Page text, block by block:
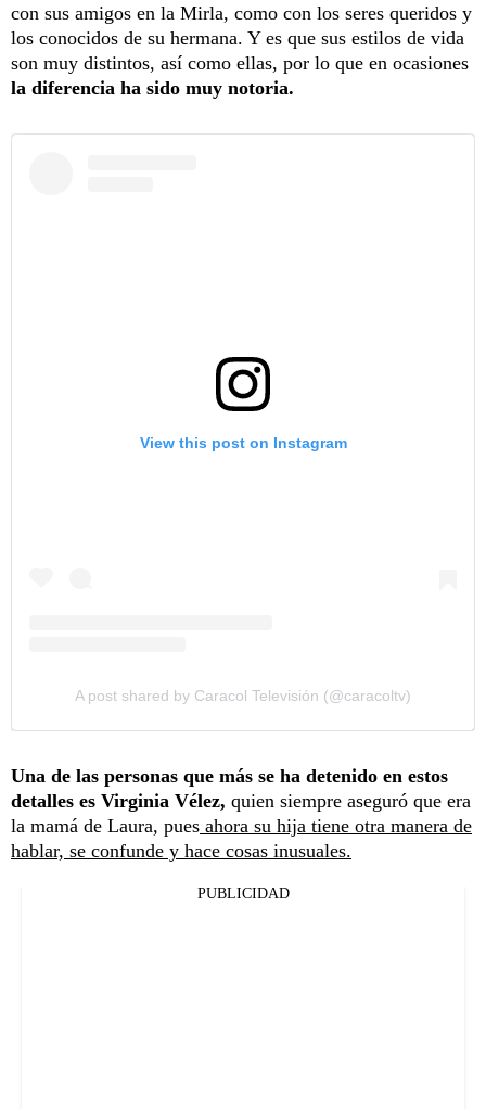
con sus amigos en la Mirla, como con los seres queridos y
los conocidos de su hermana. Y es que sus estilos de vida
son muy distintos, así como ellas, por lo que en ocasiones
la diferencia ha sido muy notoria.
View this post on Instagram
A post shared by Caracol Televisión (@caracoltv)
Una de las personas que más se ha detenido en estos
detalles es Virginia Vélez, quien siempre aseguró que era
la mamá de Laura, pues ahora su hija tiene otra manera de
hablar, se confunde y hace cosas inusuales.
PUBLICIDAD